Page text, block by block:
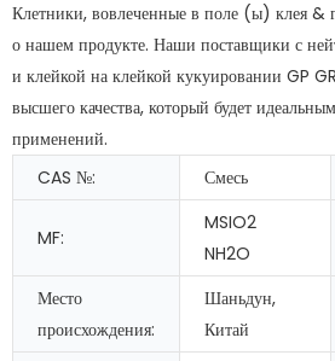
Клетники, вовлеченные в поле (ы) клея &
о нашем продукте. Наши поставщики с
и клейкой на клейкой кукуировании GP
высшего качества, который будет
применений.
CAS №:
Смесь
MF:
MSIO2
NH2O
Место
происхождения:
Шаньдун,
Китай